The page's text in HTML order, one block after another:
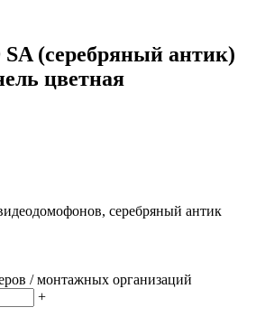
(серебряный антик)
цветная
серебряный антик
/ монтажных организаций
+